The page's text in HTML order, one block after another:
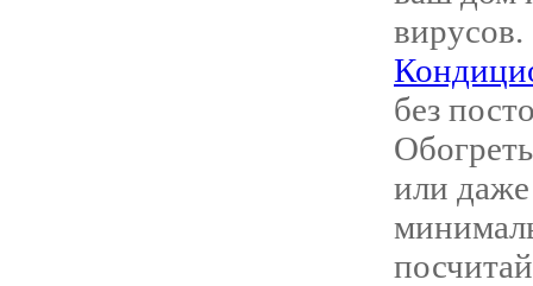
вирусов.
без
или